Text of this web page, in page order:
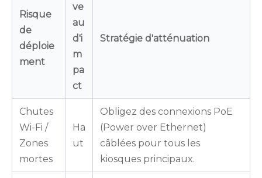
Risque
de
déploie
ment
ve
au
d'i
m
pa
ct
Stratégie d'atténuation
Chutes
Wi-Fi /
Zones
mortes
Ha
ut
Obligez des connexions PoE
(Power over Ethernet)
câblées pour tous les
kiosques principaux.